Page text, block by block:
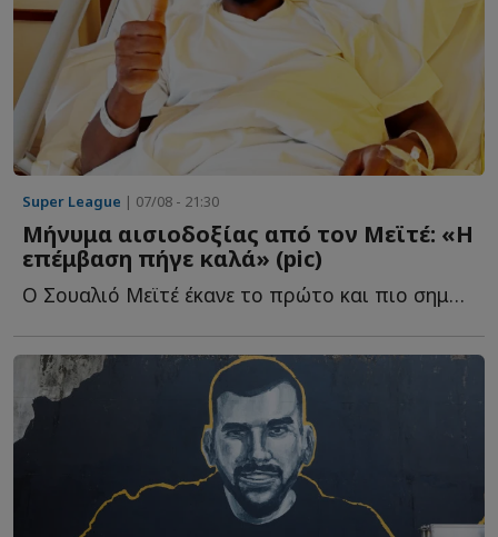
Super League | 07/08 - 21:30
Μήνυμα αισιοδοξίας από τον Μεϊτέ: «Η
επέμβαση πήγε καλά» (pic)
Ο Σουαλιό Μεϊτέ έκανε το πρώτο και πιο σημαντικό βήμα σ...